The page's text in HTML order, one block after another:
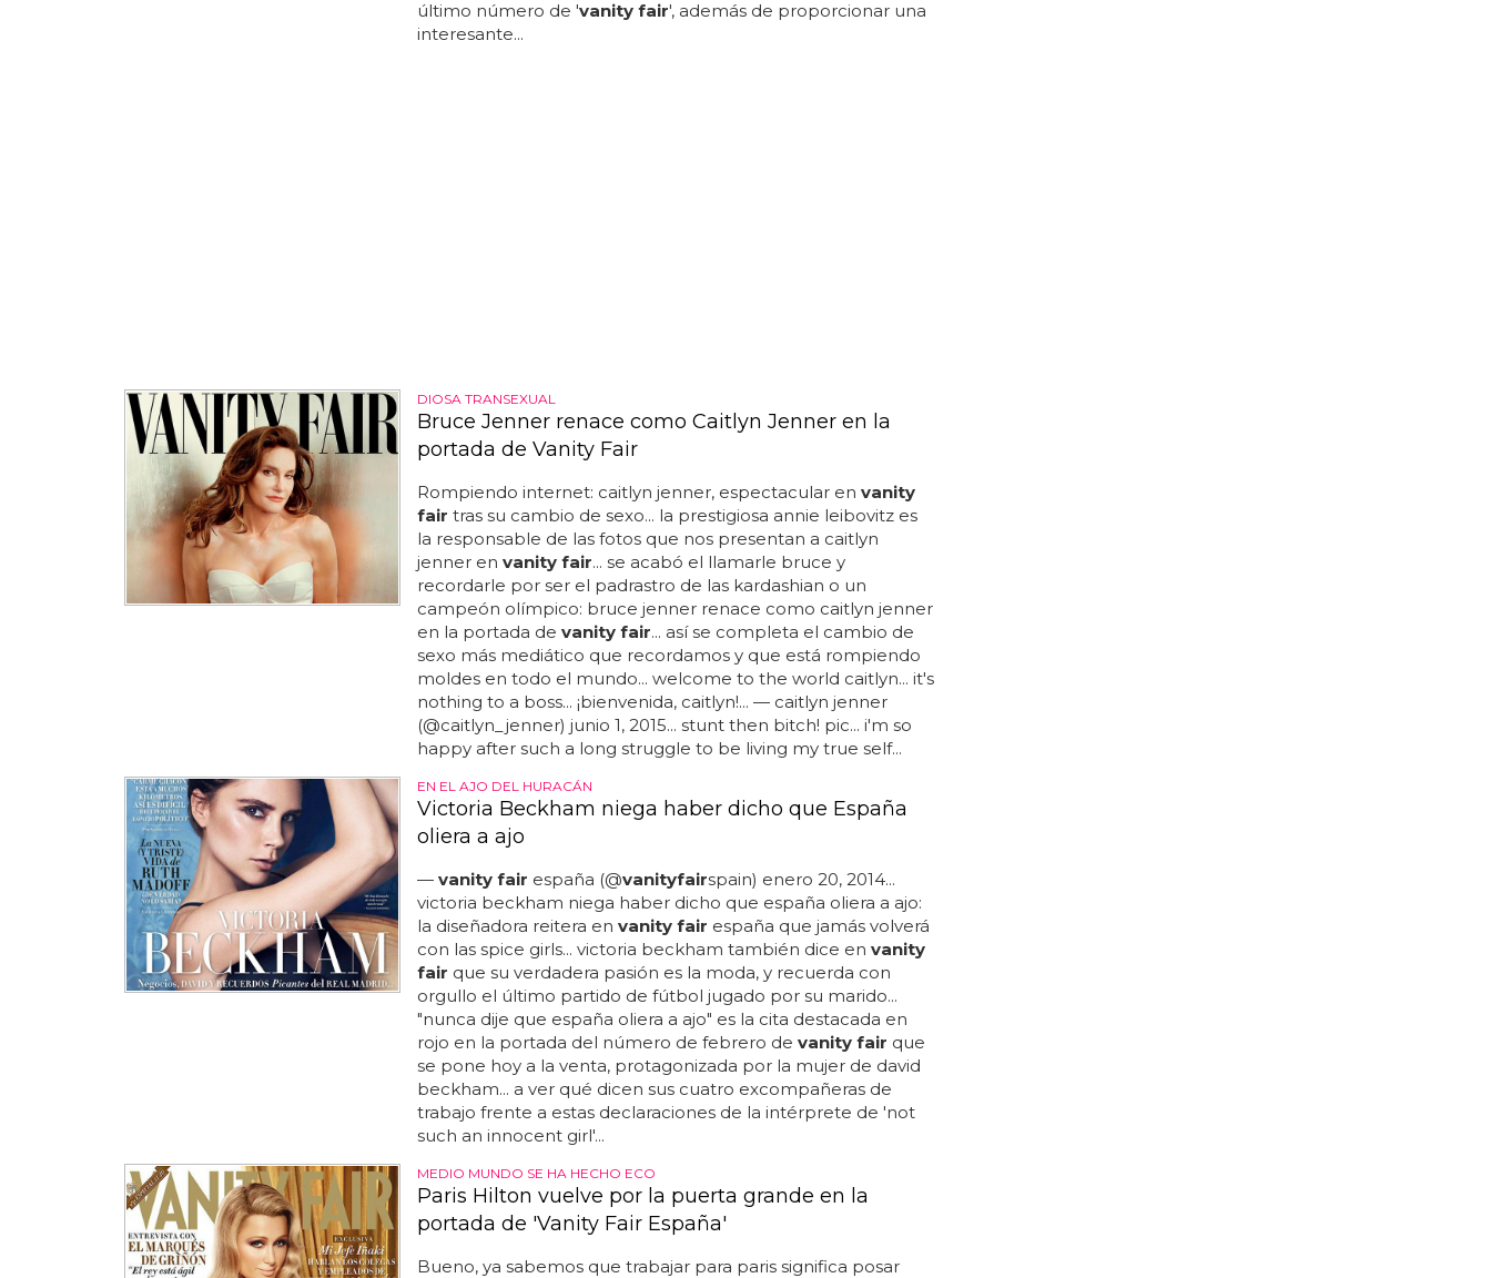
último número de 'vanity fair', además de proporcionar una
interesante...
DIOSA TRANSEXUAL
Bruce Jenner renace como Caitlyn Jenner en la
portada de Vanity Fair
Rompiendo internet: caitlyn jenner, espectacular en vanity
fair tras su cambio de sexo... la prestigiosa annie leibovitz es
la responsable de las fotos que nos presentan a caitlyn
jenner en vanity fair... se acabó el llamarle bruce y
recordarle por ser el padrastro de las kardashian o un
campeón olímpico: bruce jenner renace como caitlyn jenner
en la portada de vanity fair... así se completa el cambio de
sexo más mediático que recordamos y que está rompiendo
moldes en todo el mundo... welcome to the world caitlyn... it's
nothing to a boss... ¡bienvenida, caitlyn!... — caitlyn jenner
(@caitlyn_jenner) junio 1, 2015... stunt then bitch! pic... i'm so
happy after such a long struggle to be living my true self...
EN EL AJO DEL HURACÁN
Victoria Beckham niega haber dicho que España
oliera a ajo
— vanity fair españa (@vanityfairspain) enero 20, 2014...
victoria beckham niega haber dicho que españa oliera a ajo:
la diseñadora reitera en vanity fair españa que jamás volverá
con las spice girls... victoria beckham también dice en vanity
fair que su verdadera pasión es la moda, y recuerda con
orgullo el último partido de fútbol jugado por su marido...
"nunca dije que españa oliera a ajo" es la cita destacada en
rojo en la portada del número de febrero de vanity fair que
se pone hoy a la venta, protagonizada por la mujer de david
beckham... a ver qué dicen sus cuatro excompañeras de
trabajo frente a estas declaraciones de la intérprete de 'not
such an innocent girl'...
MEDIO MUNDO SE HA HECHO ECO
Paris Hilton vuelve por la puerta grande en la
portada de 'Vanity Fair España'
Bueno, ya sabemos que trabajar para paris significa posar